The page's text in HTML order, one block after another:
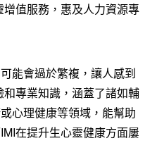
增值服務，惠及人力資源專
能會過於繁複，讓人感到
專業知識，涵蓋了諸如輔
心理健康等領域，能幫助
在提升生心靈健康方面屢